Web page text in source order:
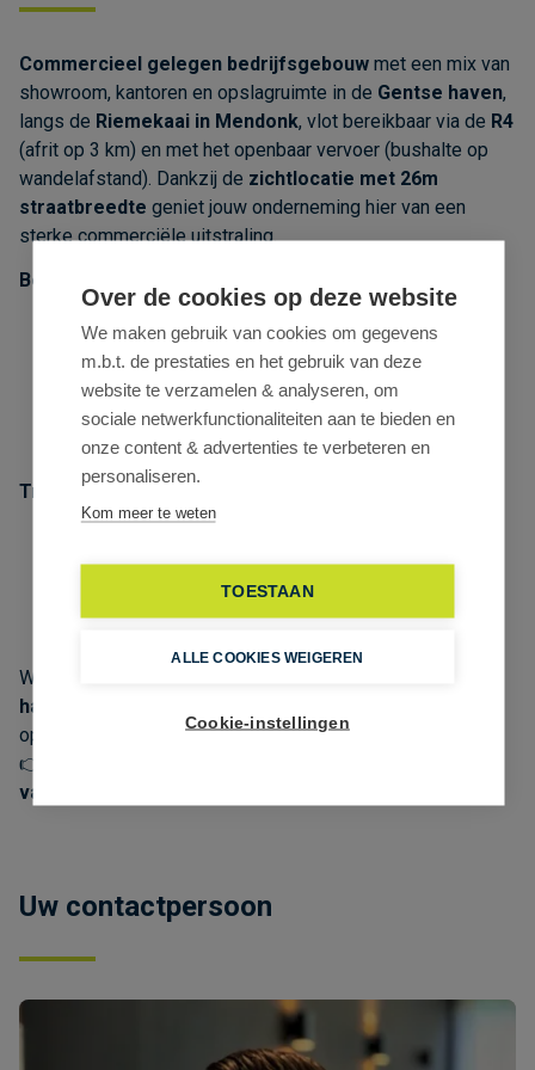
Commercieel gelegen bedrijfsgebouw met een mix van
showroom, kantoren en opslagruimte in de Gentse haven,
langs de Riemekaai in Mendonk, vlot bereikbaar via de R4
(afrit op 3 km) en met het openbaar vervoer (bushalte op
wandelafstand). Dankzij de zichtlocatie met 26m
straatbreedte geniet jouw onderneming hier van een
sterke commerciële uitstraling.
Beschikbare oppervlakte:
765 m²showroom(B2B)
130 m² kantoorruimte
170 m² stockage
10 bovengrondse parkeerplaatsen
👉 Optioneel:771 m² aanpalend magazijn
Troeven:
📍 Commerciële ligging in de Gentse haven
🚗 Ruime parking voor personeel en klanten
👀 Zichtlocatie met 26m straatbreedte
Wil je ondernemen vanuit een
haven
opslag?
👉 Bel Lucas op
vastgoed.com
Uw contactpersoon